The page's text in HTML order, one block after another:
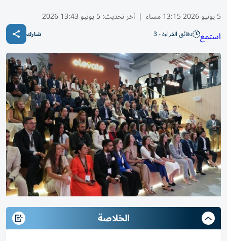
5 يونيو 2026 13:15 مساء | آخر تحديث:5 يونيو 13:43 2026
استمع دقائق القراءة - 3 شارك
الخلاصة